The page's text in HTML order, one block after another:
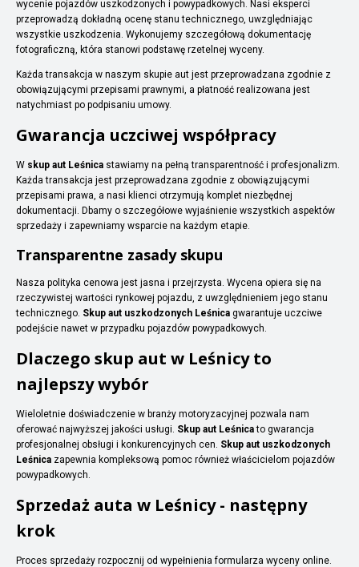
wycenie pojazdów uszkodzonych i powypadkowych. Nasi eksperci
przeprowadzą dokładną ocenę stanu technicznego, uwzględniając
wszystkie uszkodzenia. Wykonujemy szczegółową dokumentację
fotograficzną, która stanowi podstawę rzetelnej wyceny.
Każda transakcja w naszym skupie aut jest przeprowadzana zgodnie z
obowiązującymi przepisami prawnymi, a płatność realizowana jest
natychmiast po podpisaniu umowy.
Gwarancja uczciwej współpracy
W skup aut Leśnica stawiamy na pełną transparentność i profesjonalizm.
Każda transakcja jest przeprowadzana zgodnie z obowiązującymi
przepisami prawa, a nasi klienci otrzymują komplet niezbędnej
dokumentacji. Dbamy o szczegółowe wyjaśnienie wszystkich aspektów
sprzedaży i zapewniamy wsparcie na każdym etapie.
Transparentne zasady skupu
Nasza polityka cenowa jest jasna i przejrzysta. Wycena opiera się na
rzeczywistej wartości rynkowej pojazdu, z uwzględnieniem jego stanu
technicznego. Skup aut uszkodzonych Leśnica gwarantuje uczciwe
podejście nawet w przypadku pojazdów powypadkowych.
Dlaczego skup aut w Leśnicy to
najlepszy wybór
Wieloletnie doświadczenie w branży motoryzacyjnej pozwala nam
oferować najwyższej jakości usługi. Skup aut Leśnicato gwarancja
profesjonalnej obsługi i konkurencyjnych cen. Skup aut uszkodzonych
Leśnica zapewnia kompleksową pomoc również właścicielom pojazdów
powypadkowych.
Sprzedaż auta w Leśnicy - następny
krok
Proces sprzedaży rozpocznij od wypełnienia formularza wyceny online.